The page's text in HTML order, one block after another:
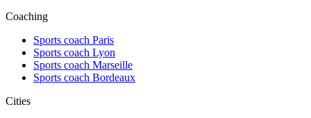
Coaching
Sports coach Paris
Sports coach Lyon
Sports coach Marseille
Sports coach Bordeaux
Cities